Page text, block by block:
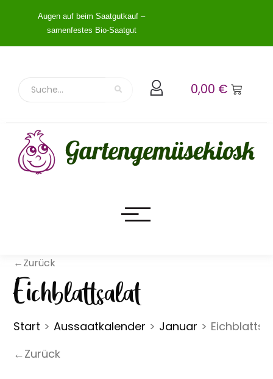
Augen auf beim Saatgutkauf –
samenfestes Bio-Saatgut
0,00 €
Eichblattsalat
Start > Aussaatkalender > Januar >
←Zurück
←Zurück